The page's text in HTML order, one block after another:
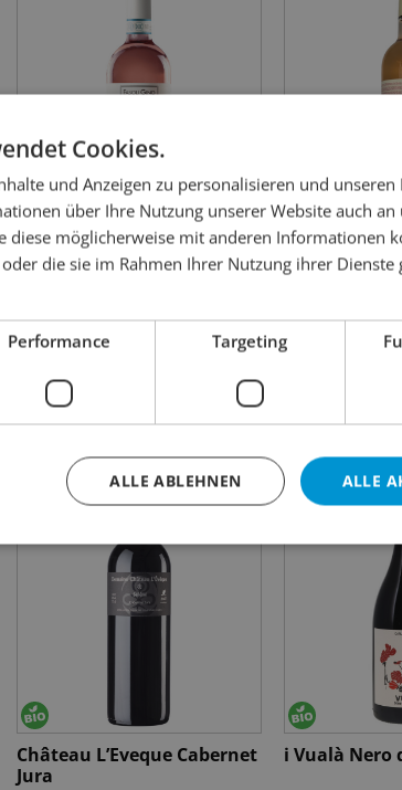
Fasoli Chiaretto di
Bardolino Rosato
15.90
inkl. MWST
Inhalt: 75cl
HÄSSIG 2025
29.00
inkl. MWST
Château L’Eveque Cabernet
Jura
i Vualà Nero
Cookies.
und Anzeigen zu personalisieren und unseren
über Ihre Nutzung unserer Website auch an
diese möglicherweise mit anderen Informationen
die sie im Rahmen Ihrer Nutzung ihrer Dienste
Performance Targeting
ALLE
ALLE ABLEHNEN